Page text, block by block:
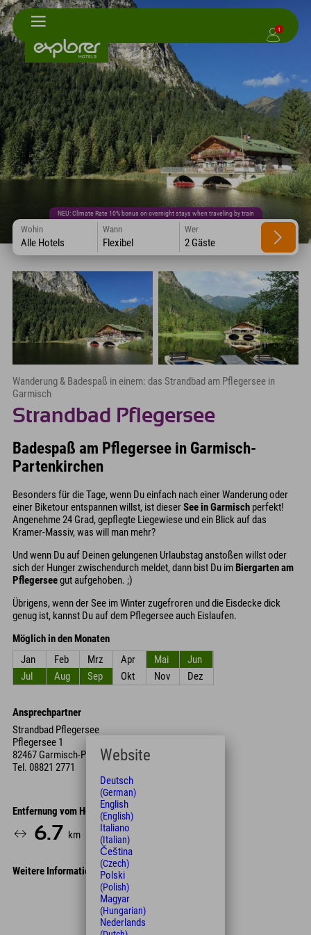
1
NEU: Climate Rate 10% bonus on overnight stays when traveling by train
Wohin
Alle Hotels
Wann
Flexibel
Wer
2 Gäste
Wanderung & Badespaß in einem: das Strandbad am Pflegersee in
Garmisch
Strandbad Pflegersee
Badespaß am Pflegersee in Garmisch-
Partenkirchen
Besonders für die Tage, wenn Du einfach nach einer Wanderung oder
einer Biketour entspannen willst, ist dieserSee in Garmisch perfekt!
Angenehme 24 Grad, gepflegte Liegewiese und ein Blick auf das
Kramer-Massiv, was will man mehr?
Und wenn Du auf Deinen gelungenen Urlaubstag anstoßen willst oder
sich der Hunger zwischendurch meldet, dann bist Du imBiergarten am
Pflegerseegut aufgehoben. ;)
Übrigens, wenn der See im Winter zugefroren und die Eisdecke dick
genug ist, kannst Du auf dem Pflegersee auch Eislaufen.
Möglich in den Monaten
Jan
Feb Mrz Apr Mai
Jun
Jul
Aug Sep Okt Nov Dez
Ansprechpartner
Strandbad Pflegersee
Pflegersee 1
82467 Garmisch-Partenkirchen
Tel. 08821 2771
Entfernung vom Hotel
6.7 km 12
Weitere Informationen
Website
Deutsch
(German)
English
(English)
Italiano
(Italian)
Čeština
(Czech)
Polski
(Polish)
Magyar
(Hungarian)
Nederlands